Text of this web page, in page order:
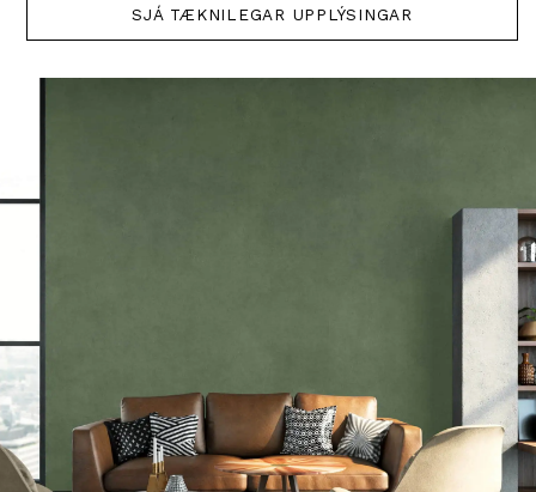
SJÁ TÆKNILEGAR UPPLÝSINGAR